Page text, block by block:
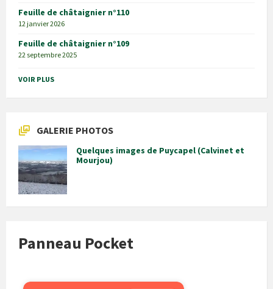
Feuille de châtaignier n°110
12 janvier 2026
Feuille de châtaignier n°109
22 septembre 2025
VOIR PLUS
GALERIE PHOTOS
Quelques images de Puycapel (Calvinet et
Mourjou)
Panneau Pocket